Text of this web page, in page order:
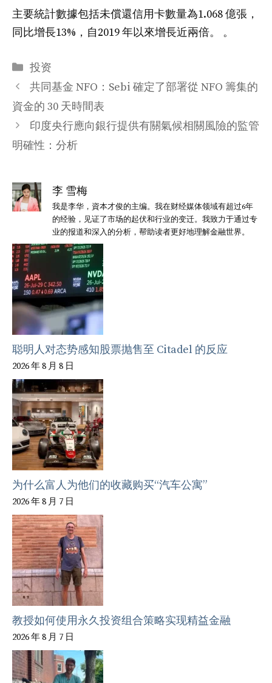
主要統計數據包括未償還信用卡數量為1.068 億張，
同比增長13%，自2019 年以來增長近兩倍。 。
分
类
投资
共同基金 NFO：Sebi 確定了部署從 NFO 籌集的
資金的 30 天時間表
印度央行應向銀行提供有關氣候相關風險的監管
明確性：分析
李 雪梅
我是李华，資本才俊的主编。我在财经媒体领域有超过6年
的经验，见证了市场的起伏和行业的变迁。我致力于通过专
业的报道和深入的分析，帮助读者更好地理解金融世界。
聪明人对态势感知股票抛售至 Citadel 的反应
2026 年 8 月 8 日
为什么富人为他们的收藏购买“汽车公寓”
2026 年 8 月 7 日
教授如何使用永久投资组合策略实现精益金融
2026 年 8 月 7 日